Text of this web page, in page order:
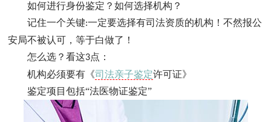
如何进行身份鉴定？如何选择机构？
记住一个关键:一定要选择有司法资质的机构！不然报公
安局不被认可，等于白做了！
怎么选？看这3点：
机构必须要有《司法亲子鉴定许可证》
鉴定项目包括“法医物证鉴定”